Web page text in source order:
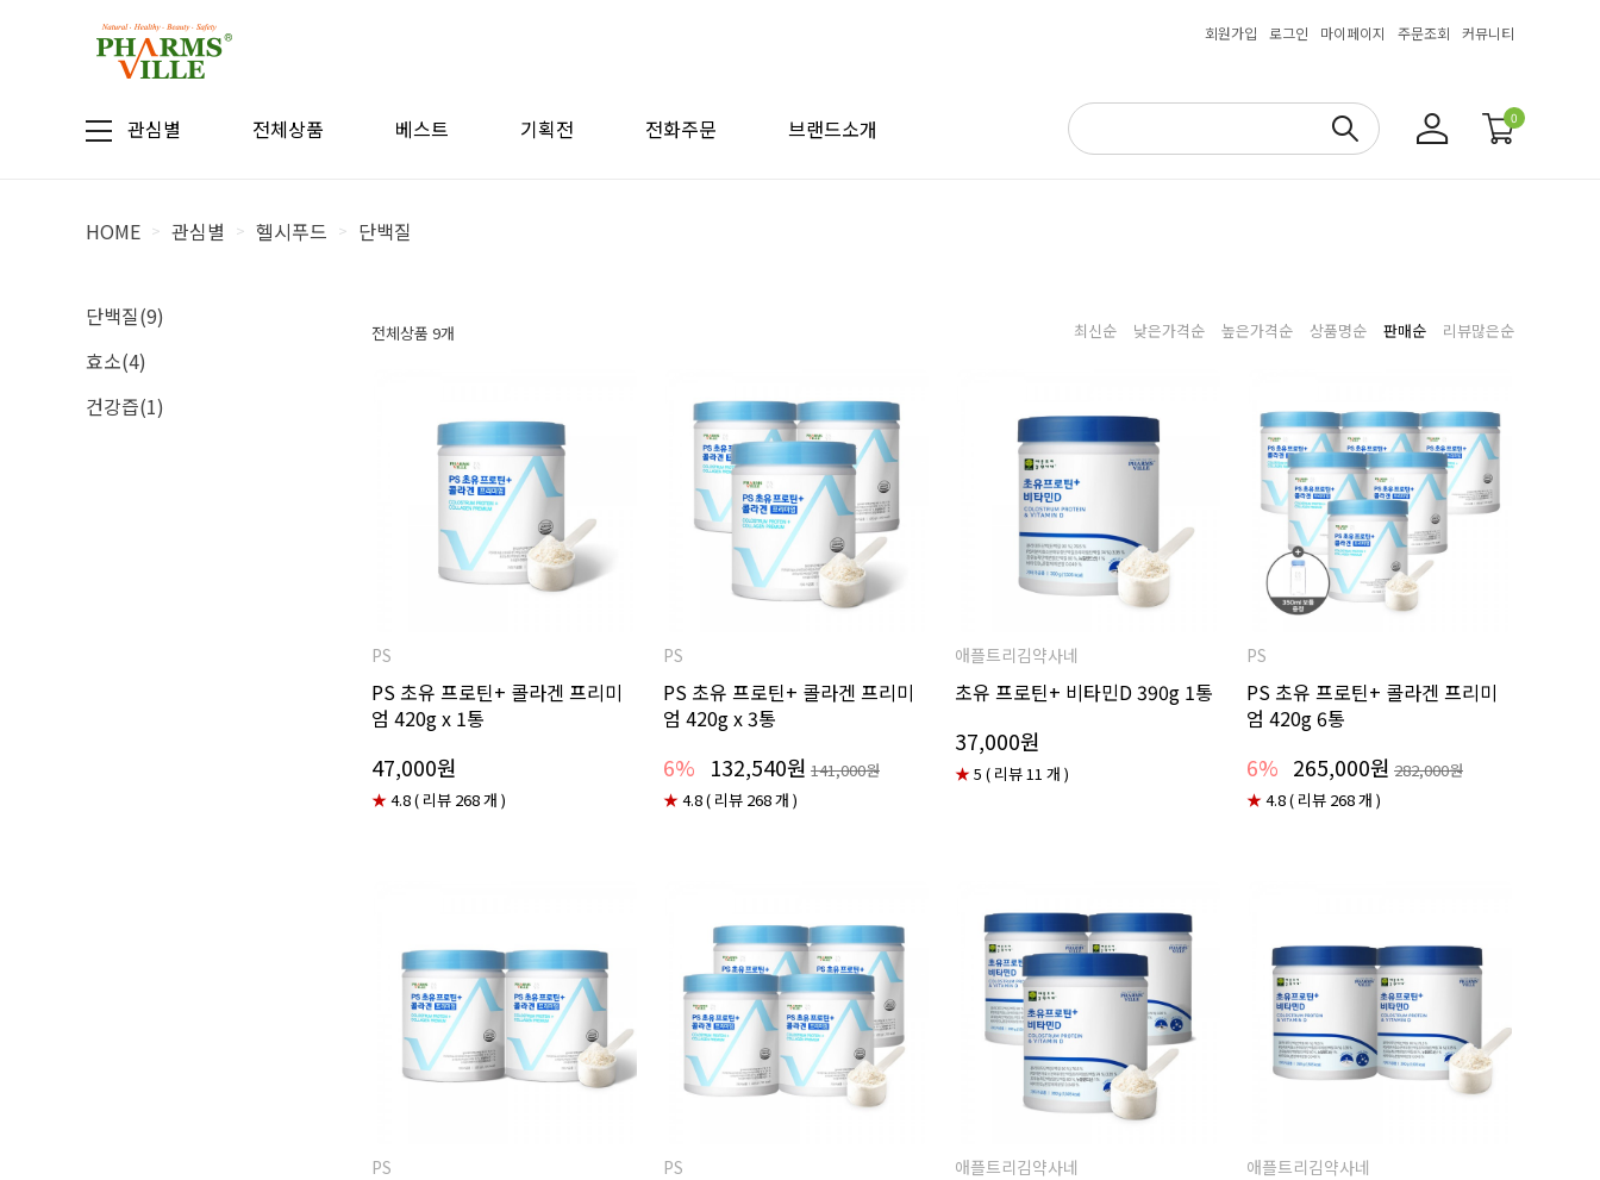
회원가입 로그인 마이페이지 주문조회 커뮤니티
관심별 전체상품 베스트 기획전 전화주문 브랜드소개 0
HOME > 관심별 > 헬시푸드 > 단백질
단백질(9)
효소(4)
건강즙(1)
전체상품 9개 최신순 낮은가격순 높은가격순 상품명순 판매순 리뷰많은순
PS
PS 초유 프로틴+ 콜라겐 프리미
엄 420g x 1통
47,000원
★4.8 ( 리뷰 268 개 )
PS
PS 초유 프로틴+ 콜라겐 프리미
엄 420g x 3통
6% 132,540원 141,000원
★4.8 ( 리뷰 268 개 )
애플트리김약사네
초유 프로틴+ 비타민D 390g 1통
37,000원
★5 ( 리뷰 11 개 )
PS
PS 초유 프로틴+ 콜라겐 프리미
엄 420g 6통
6% 265,000원 282,000원
★4.8 ( 리뷰 268 개 )
PS PS 애플트리김약사네 애플트리김약사네